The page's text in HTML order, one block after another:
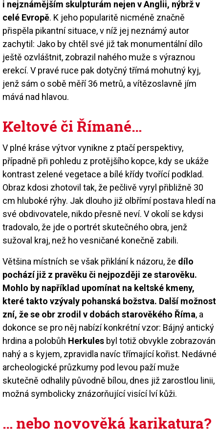
i nejznámějším skulpturám nejen v Anglii, nýbrž v
celé Evropě. K jeho popularitě nicméně značně
přispěla pikantní situace, v níž jej neznámý autor
zachytil: Jako by chtěl své již tak monumentální dílo
ještě ozvláštnit, zobrazil nahého muže s výraznou
erekcí. V pravé ruce pak dotyčný třímá mohutný kyj,
jenž sám o sobě měří 36 metrů, a vítězoslavně jím
mává nad hlavou.
Keltové či Římané…
V plné kráse výtvor vynikne z ptačí perspektivy,
případně při pohledu z protějšího kopce, kdy se ukáže
kontrast zelené vegetace a bílé křídy tvořící podklad.
Obraz kdosi zhotovil tak, že pečlivě vyryl přibližně 30
cm hluboké rýhy. Jak dlouho již olbřímí postava hledí na
své obdivovatele, nikdo přesně neví. V okolí se kdysi
tradovalo, že jde o portrét skutečného obra, jenž
sužoval kraj, než ho vesničané konečně zabili.
Většina místních se však přiklání k názoru, že dílo
pochází již z pravěku či nejpozději ze starověku.
Mohlo by například upomínat na keltské kmeny,
které takto vzývaly pohanská božstva. Další možnost
zní, že se obr zrodil v dobách starověkého Říma, a
dokonce se pro něj nabízí konkrétní vzor: Bájný antický
hrdina a polobůh Herkules byl totiž obvykle zobrazován
nahý a s kyjem, zpravidla navíc třímající kořist. Nedávné
archeologické průzkumy pod levou paží muže
skutečně odhalily původně bílou, dnes již zarostlou linii,
možná symbolicky znázorňující visící lví kůži.
… nebo novověká karikatura?